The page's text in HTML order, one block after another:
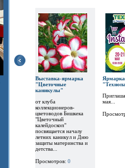
Выставка-ярмарка
"Цветочные
каникулы"
от клуба
коллекционеров-
цветоводов Бишкека
"Цветочный
калейдоскоп"
посвящается началу
летних каникул и Дню
защиты материнства и
детства...
Просмотров: 0
мая...